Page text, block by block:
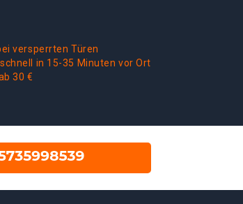
versperrten Türen
in 15-35 Minuten vor Ort
30 €